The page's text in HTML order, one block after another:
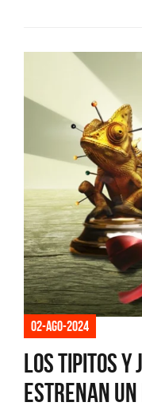
02-ago-2024
Los Tipitos y
estrenan un